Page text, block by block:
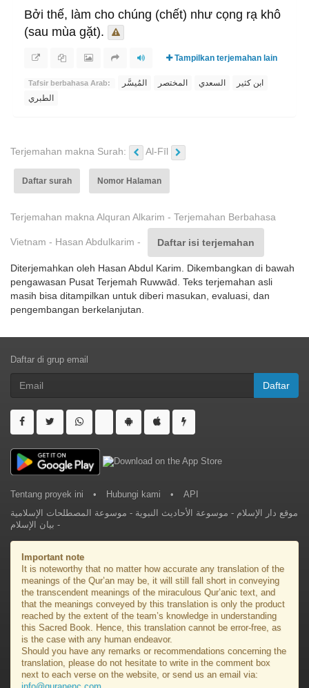
Bởi thế, làm cho chúng (chết) như cọng rạ khô
(sau mùa gặt).
Tampilkan terjemahan lain
Tafsir berbahasa Arab: المُيسَّر المختصر السعدي
ابن كثير
الطبري
Terjemahan makna Surah: Al-Fīl
Daftar surah Nomor Halaman
Terjemahan makna Alquran Alkarim - Terjemahan Berbahasa
Vietnam - Hasan Abdulkarim - Daftar isi terjemahan
Diterjemahkan oleh Hasan Abdul Karim. Dikembangkan di bawah
pengawasan Pusat Terjemah Ruwwād. Teks terjemahan asli
masih bisa ditampilkan untuk diberi masukan, evaluasi, dan
pengembangan berkelanjutan.
Daftar di grup email
Daftar
Tentang proyek ini • Hubungi kami •
API
موقع دار الإسلام - موسوعة الأحاديث النبوية - موسوعة المصطلحات الإسلامية
- بيان الإسلام
Important note
It is noteworthy that no matter how accurate any translation of the
meanings of the Qur’an may be, it will still fall short in conveying
the transcendent meanings of the miraculous Qur’anic text, and
that the meanings conveyed by this translation is only the product
reached by the extent of the team’s knowledge in understanding
this Sacred Book. Hence, this translation cannot be error-free, as
is the case with any human endeavor.
Should you have any remarks or recommendations concerning the
translation, please do not hesitate to write in the comment box
next to each verse on the website, or send us an email via: